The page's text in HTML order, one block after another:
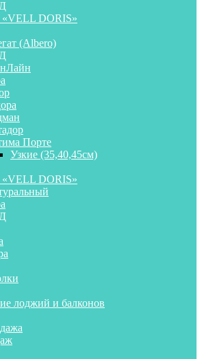
DORIS»
(Albero)
Порте
Узкие (35,40,45см)
DORIS»
лоджий и балконов